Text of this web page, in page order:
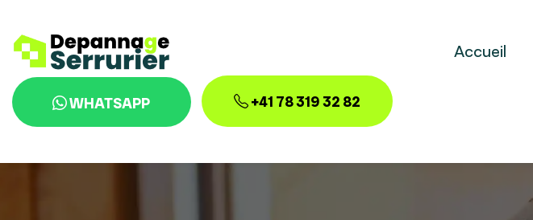
Accueil
WHATSAPP +41 78 319 32 82